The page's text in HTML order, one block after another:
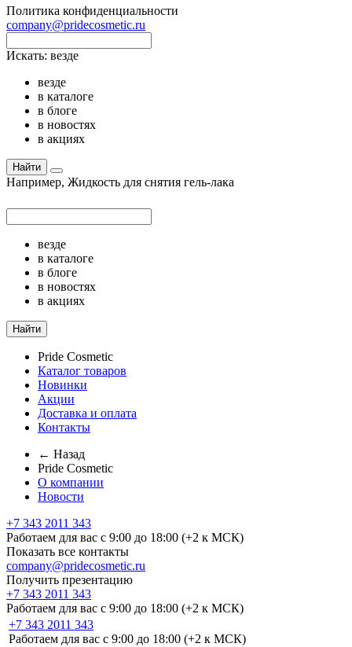
Политика конфиденциальности
company@pridecosmetic.ru
Искать: везде
везде
в каталоге
в блоге
в новостях
в акциях
Найти
Например, Жидкость для снятия гель-лака
везде
в каталоге
в блоге
в новостях
в акциях
Найти
Pride Cosmetic
Каталог товаров
Новинки
Акции
Доставка и оплата
Контакты
← Назад
Pride Cosmetic
О компании
Новости
+7 343 2011 343
Работаем для вас с 9:00 до 18:00 (+2 к МСК)
Показать все контакты
company@pridecosmetic.ru
Получить презентацию
+7 343 2011 343
Работаем для вас с 9:00 до 18:00 (+2 к МСК)
+7 343 2011 343
Работаем для вас с 9:00 до 18:00 (+2 к МСК)